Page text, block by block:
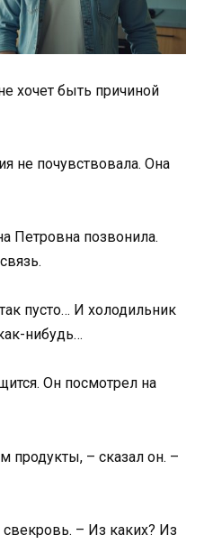
хочет быть причиной
не почувствовала. Она
Петровна позвонила.
пусто… И холодильник
нибудь…
Он посмотрел на
продукты, – сказал он. –
– Из каких? Из